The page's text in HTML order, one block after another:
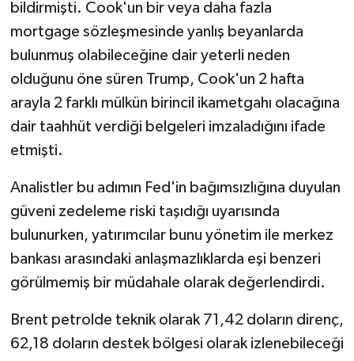
bildirmişti. Cook'un bir veya daha fazla
mortgage sözleşmesinde yanlış beyanlarda
bulunmuş olabileceğine dair yeterli neden
olduğunu öne süren Trump, Cook'un 2 hafta
arayla 2 farklı mülkün birincil ikametgahı olacağına
dair taahhüt verdiği belgeleri imzaladığını ifade
etmişti.
Analistler bu adımın Fed'in bağımsızlığına duyulan
güveni zedeleme riski taşıdığı uyarısında
bulunurken, yatırımcılar bunu yönetim ile merkez
bankası arasındaki anlaşmazlıklarda eşi benzeri
görülmemiş bir müdahale olarak değerlendirdi.
Brent petrolde teknik olarak 71,42 doların direnç,
62,18 doların destek bölgesi olarak izlenebileceği